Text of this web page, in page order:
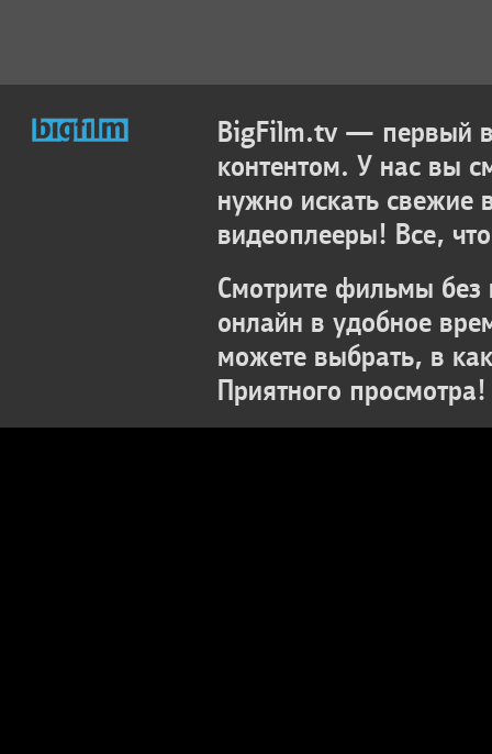
BigFilm.tv — первый
контентом. У нас вы
нужно искать свежие
видеоплееры! Все,
Смотрите фильмы без
онлайн в удобное
можете выбрать, в
Приятного просмотра!